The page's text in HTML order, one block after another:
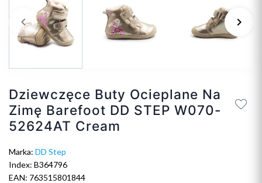
Poprzedni
keyboard_arrow_left keyboard_arrow_right
Dziewczęce Buty Ocieplane Na
Zimę Barefoot DD STEP W070-
52624AT Cream
Marka: DD Step
Index: B364796
EAN: 763515801844